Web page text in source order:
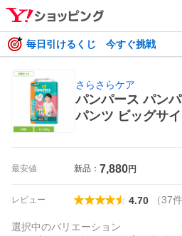
毎日引けるくじ 今すぐ挑戦
さらさらケア
パンパース パン
パンツ ビッグサ
最安値 新品： 7,880円
レビュー 4.70 （37件
選択中のバリエーション